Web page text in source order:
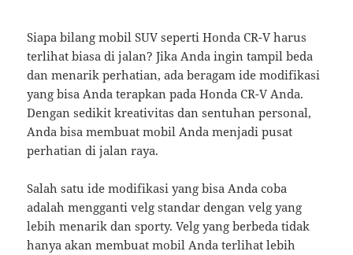
Siapa bilang mobil SUV seperti Honda CR-V harus
terlihat biasa di jalan? Jika Anda ingin tampil beda
dan menarik perhatian, ada beragam ide modifikasi
yang bisa Anda terapkan pada Honda CR-V Anda.
Dengan sedikit kreativitas dan sentuhan personal,
Anda bisa membuat mobil Anda menjadi pusat
perhatian di jalan raya.
Salah satu ide modifikasi yang bisa Anda coba
adalah mengganti velg standar dengan velg yang
lebih menarik dan sporty. Velg yang berbeda tidak
hanya akan membuat mobil Anda terlihat lebih